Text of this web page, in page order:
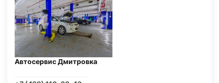
Автосервис Дмитровка